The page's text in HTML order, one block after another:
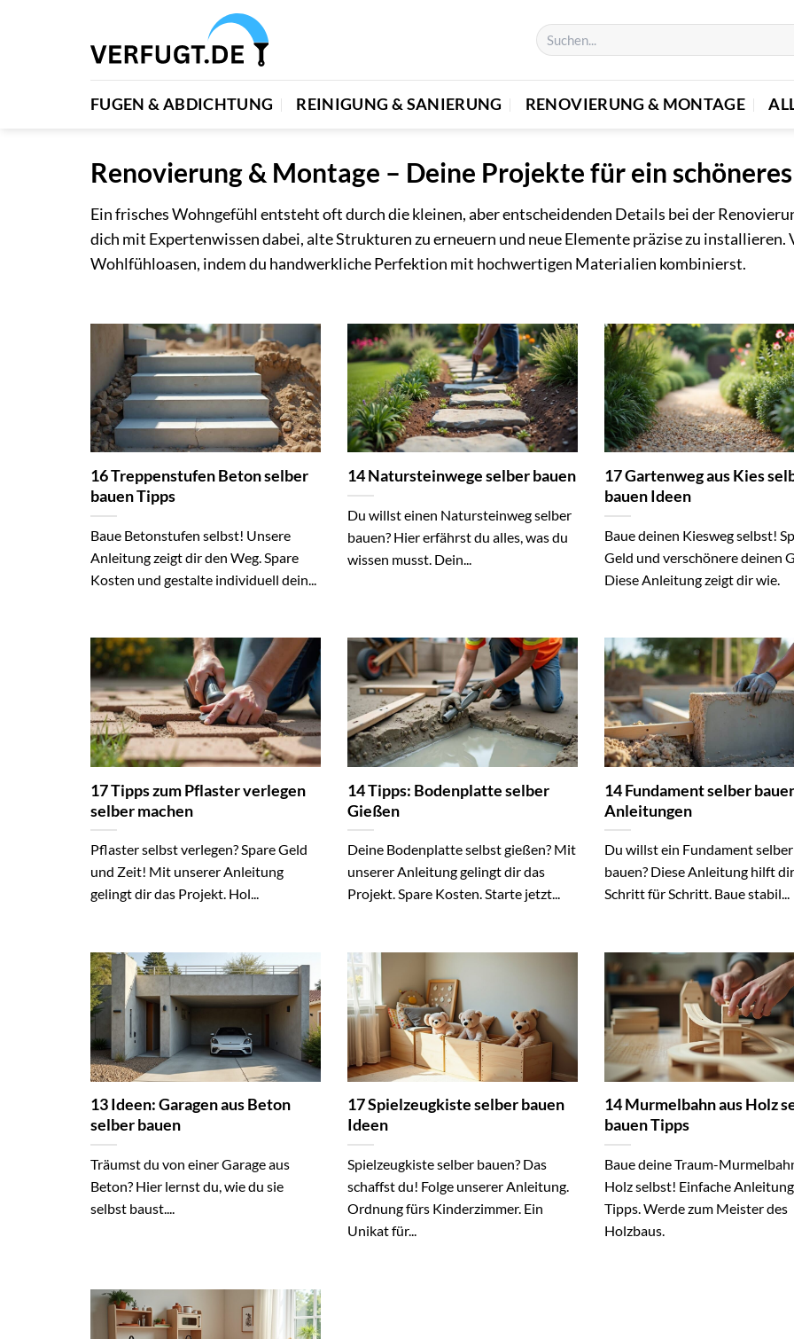
FUGEN & ABDICHTUNG REINIGUNG & SANIERUNG RENOVIERUNG & MONTAGE
Renovierung & Montage – Deine Projekte für ein
Ein frisches Wohngefühl entsteht oft durch die kleinen, aber entscheidenden Details bei der
dich mit Expertenwissen dabei, alte Strukturen zu erneuern und neue Elemente präzise zu installieren.
Wohlfühloasen, indem du handwerkliche Perfektion mit hochwertigen Materialien kombinierst.
16 Treppenstufen Beton selber
bauen Tipps
Baue Betonstufen selbst! Unsere
Anleitung zeigt dir den Weg. Spare
Kosten und gestalte individuell dein...
14 Natursteinwege selber bauen
Du willst einen Natursteinweg selber
bauen? Hier erfährst du alles, was du
wissen musst. Dein...
17 Gartenweg aus Kies
bauen Ideen
Baue deinen Kiesweg selbst!
Geld und verschönere deinen
Diese Anleitung zeigt dir wie.
17 Tipps zum Pflaster verlegen
selber machen
Pflaster selbst verlegen? Spare Geld
und Zeit! Mit unserer Anleitung
gelingt dir das Projekt. Hol...
14 Tipps: Bodenplatte selber
Gießen
Deine Bodenplatte selbst gießen? Mit
unserer Anleitung gelingt dir das
Projekt. Spare Kosten. Starte jetzt...
14 Fundament selber
Anleitungen
Du willst ein Fundament selber
bauen? Diese Anleitung hilft dir
Schritt für Schritt. Baue stabil...
13 Ideen: Garagen aus Beton
selber bauen
Träumst du von einer Garage aus
Beton? Hier lernst du, wie du sie
selbst baust....
17 Spielzeugkiste selber bauen
Ideen
Spielzeugkiste selber bauen? Das
schaffst du! Folge unserer Anleitung.
Ordnung fürs Kinderzimmer. Ein
Unikat für...
14 Murmelbahn aus Holz
bauen Tipps
Baue deine Traum-
Holz selbst! Einfache
Tipps. Werde zum Meister des
Holzbaus.